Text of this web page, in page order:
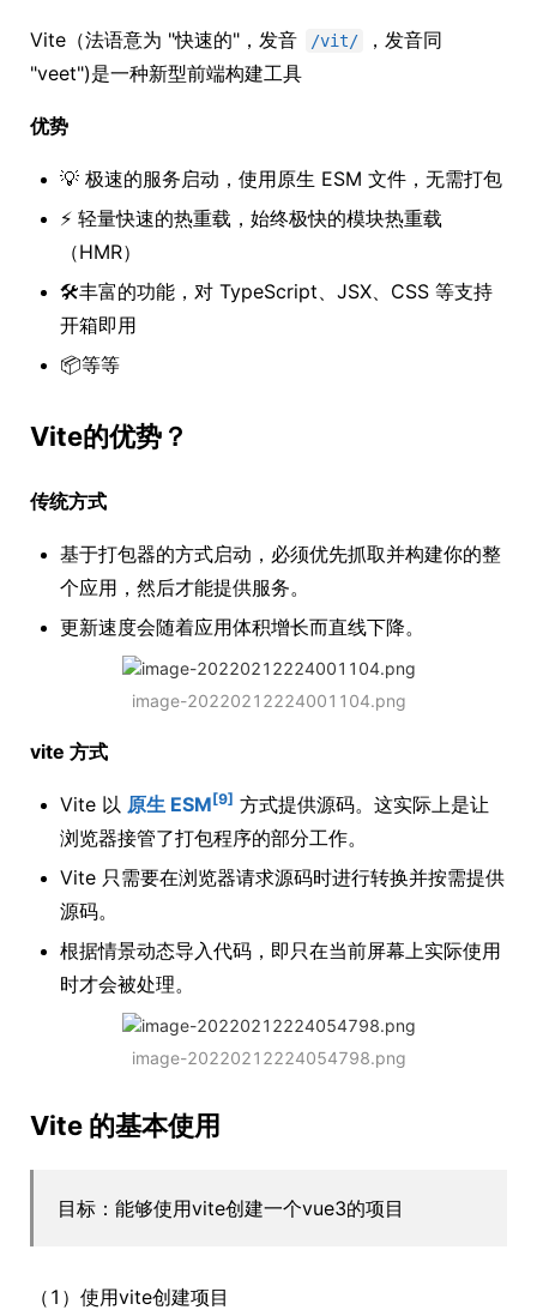
Vite（法语意为 "快速的"，发音 /vit/
，发音同
"veet")是一种新型前端构建工具
优势
💡 极速的服务启动，使用原生 ESM 文件，无需打包
⚡️ 轻量快速的热重载，始终极快的模块热重载
（HMR）
🛠️丰富的功能，对 TypeScript、JSX、CSS 等支持
开箱即用
📦等等
Vite的优势？
传统方式
基于打包器的方式启动，必须优先抓取并构建你的整
个应用，然后才能提供服务。
更新速度会随着应用体积增长而直线下降。
image-20220212224001104.png
vite 方式
Vite 以 原生 ESM[9] 方式提供源码。这实际上是让
浏览器接管了打包程序的部分工作。
Vite 只需要在浏览器请求源码时进行转换并按需提供
源码。
根据情景动态导入代码，即只在当前屏幕上实际使用
时才会被处理。
image-20220212224054798.png
Vite 的基本使用
目标：能够使用vite创建一个vue3的项目
（1）使用vite创建项目